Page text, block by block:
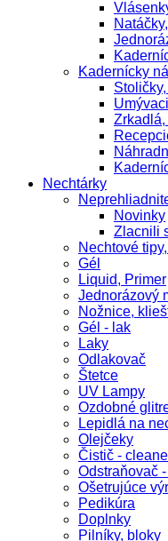
Kadernícky
Nechtárky
Novinky
Zlacnili
Nechtové
Gél
Liquid, Primer
Jednorázový
Nožnice,
Gél - lak
Laky
Odlakovač
Štetce
UV Lampy
Ozdobné
Lepidlá na
Olejčeky
Čistič -
Odstraňovač
Ošetrujúce
Pedikúra
Doplnky
Pilníky, bloky